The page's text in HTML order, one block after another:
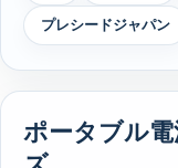
プレシードジャパン
ポータブル